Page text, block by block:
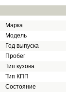
Марка
Модель
Год выпуска
Пробег
Тип кузова
Тип КПП
Состояние